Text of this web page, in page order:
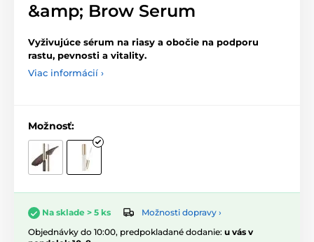
&amp; Brow Serum
Vyživujúce sérum na riasy a obočie na podporu
rastu, pevnosti a vitality.
Viac informácií ›
Možnosť:
Na sklade > 5 ks
Možnosti dopravy ›
Objednávky do 10:00, predpokladané dodanie: u vás v